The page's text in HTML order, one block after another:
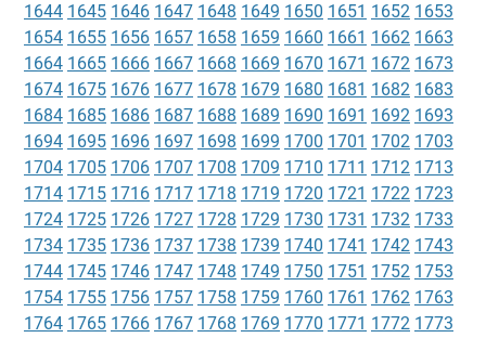
1644 1645 1646 1647 1648 1649 1650 1651 1652 1653
1654 1655 1656 1657 1658 1659 1660 1661 1662 1663
1664 1665 1666 1667 1668 1669 1670 1671 1672 1673
1674 1675 1676 1677 1678 1679 1680 1681 1682 1683
1684 1685 1686 1687 1688 1689 1690 1691 1692 1693
1694 1695 1696 1697 1698 1699 1700 1701 1702 1703
1704 1705 1706 1707 1708 1709 1710 1711 1712 1713
1714 1715 1716 1717 1718 1719 1720 1721 1722 1723
1724 1725 1726 1727 1728 1729 1730 1731 1732 1733
1734 1735 1736 1737 1738 1739 1740 1741 1742 1743
1744 1745 1746 1747 1748 1749 1750 1751 1752 1753
1754 1755 1756 1757 1758 1759 1760 1761 1762 1763
1764 1765 1766 1767 1768 1769 1770 1771 1772 1773